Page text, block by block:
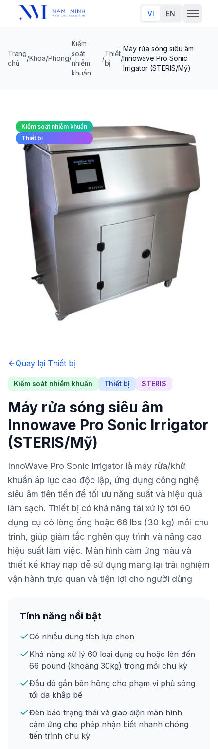
VI EN
Trang chủ
Đối tác thương hiệu
Tin tức
Liên hệ
Trang
chủ
/Khoa/Phòng/
Kiểm
soát
nhiễm
khuẩn
/
Thiết
bị
/
Máy rửa sóng siêu âm
Innowave Pro Sonic
Irrigator (STERIS/Mỹ)
Kiểm soát nhiễm khuẩn
Thiết bị
Quay lại Thiết bị
Kiểm soát nhiễm khuẩn Thiết bị STERIS
Máy rửa sóng siêu âm
Innowave Pro Sonic Irrigator
(STERIS/Mỹ)
InnoWave Pro Sonic Irrigator là máy rửa/khử
khuẩn áp lực cao độc lập, ứng dụng công nghệ
siêu âm tiên tiến để tối ưu năng suất và hiệu quả
làm sạch. Thiết bị có khả năng tái xử lý tới 60
dụng cụ có lòng ống hoặc 66 lbs (30 kg) mỗi chu
trình, giúp giảm tắc nghẽn quy trình và nâng cao
hiệu suất làm việc. Màn hình cảm ứng màu và
thiết kế khay nạp dễ sử dụng mang lại trải nghiệm
vận hành trực quan và tiện lợi cho người dùng
Tính năng nổi bật
Có nhiều dung tích lựa chọn
Khả năng xử lý 60 loại dụng cụ hoặc lên đến
66 pound (khoảng 30kg) trong mỗi chu kỳ
Đầu dò gắn bên hông cho phạm vi phủ sóng
tối đa khắp bể
Đèn báo trạng thái và giao diện màn hình
cảm ứng cho phép nhận biết nhanh chóng
tiến trình chu kỳ